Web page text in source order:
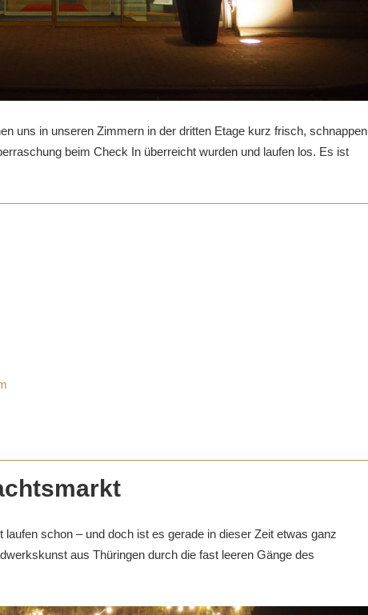
uns in unseren Zimmern in der dritten Etage kurz frisch, schnappen
beim Check In überreicht wurden und laufen los. Es ist
schon – und doch ist es gerade in dieser Zeit etwas ganz
aus Thüringen durch die fast leeren Gänge des